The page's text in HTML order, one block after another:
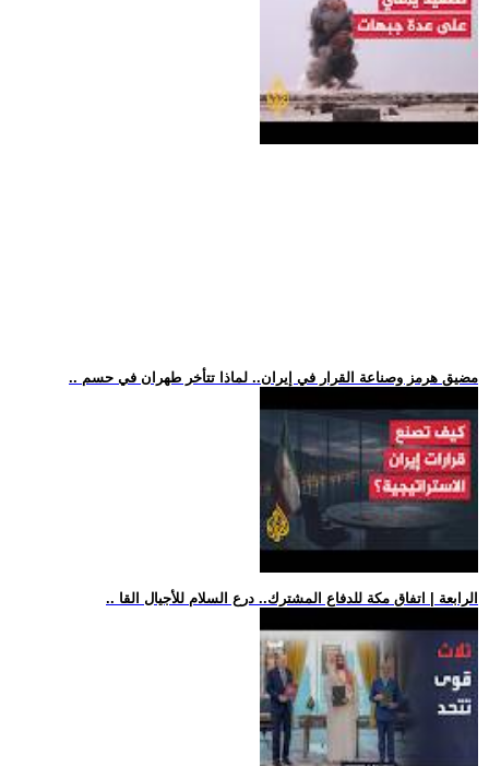
.. مضيق هرمز وصناعة القرار في إيران.. لماذا تتأخر طهران في حسم
.. الرابعة | اتفاق مكة للدفاع المشترك.. درع السلام للأجيال القا